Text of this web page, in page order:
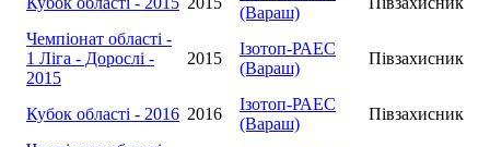
(Вараш)
Чемпіонат області -
1 Ліга - Дорослі -
2015
2015
Ізотоп-РАЕС
(Вараш)
Півзахисник
Кубок області - 2016 2016
Ізотоп-РАЕС
(Вараш)
Півзахисник